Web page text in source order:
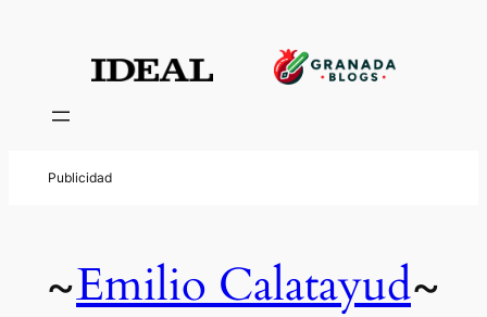
contenido
~Emilio Calatayud~